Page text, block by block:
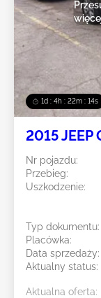
1d : 4h : 22m : 12s
2015
Nr pojazdu:
Przebieg:
Uszkodzenie:
Typ dokumentu:
Placówka:
Data sprzedaży:
Aktualny status:
Aktualna oferta: